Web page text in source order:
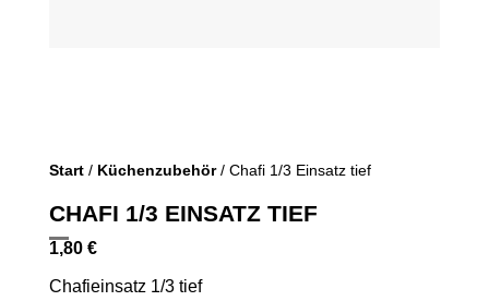
Start / Küchenzubehör/ Chafi 1/3 Einsatz tief
CHAFI 1/3 EINSATZ TIEF
1,80 €
Chafieinsatz 1/3 tief